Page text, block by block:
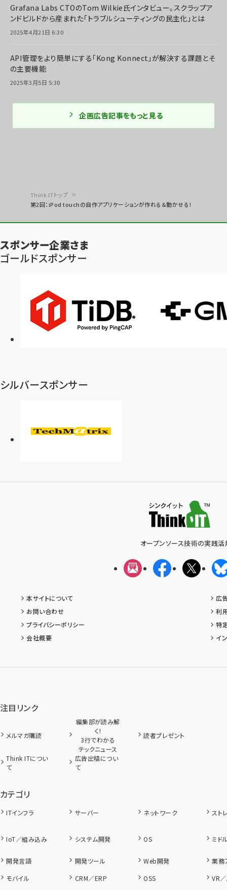
く
ず
Think ITトップ
第2回：iPod touchの自作アプリケーションが作れる＆動かせる！
Grafana Labs CTOのTom Wilkie氏インタビュー。スクラップア
ンドビルドから産まれた「トラブルシューティングの民主化」とは
2025年4月21日 6:30
API管理をより簡単にする「Kong Konnect」が解決する課題とそ
の主要機能
2025年3月5日 5:30
企画広告記事をもっと見る
スポンサー企業さま
ゴールドスポンサー
シルバースポンサー
オープンソース技術の実践活
メルマガFacebookX(エッ
本サイトについて
広
お問い合わせ
利
プライバシーポリシー
特
会社概要
イ
注目リンク
メルマガ購読
編集部が読み解
く!
3行でわかる
テックニュース
読者プレゼント
Think ITについ
て
広告出稿につい
て
カテゴリ
ITインフラ サーバー ネットワーク スト
IoT／組み込み システム開発 OS ミド
開発言語 開発ツール Web開発
業務
モバイル
CRM／ERP OSS
VR